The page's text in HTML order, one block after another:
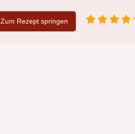
Zum Rezept springen